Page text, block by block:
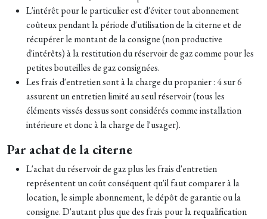
L'intérêt pour le particulier est d'éviter tout abonnement
coûteux pendant la période d'utilisation de la citerne et de
récupérer le montant de la consigne (non productive
d'intérêts) à la restitution du réservoir de gaz comme pour les
petites bouteilles de gaz consignées.
Les frais d'entretien sont à la charge du propanier : 4 sur 6
assurent un entretien limité au seul réservoir (tous les
éléments vissés dessus sont considérés comme installation
intérieure et donc à la charge de l'usager).
Par achat de la citerne
L'achat du réservoir de gaz plus les frais d'entretien
représentent un coût conséquent qu'il faut comparer à la
location, le simple abonnement, le dépôt de garantie ou la
consigne. D'autant plus que des frais pour la requalification